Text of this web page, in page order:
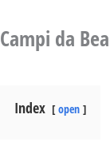
Campi da
Index open